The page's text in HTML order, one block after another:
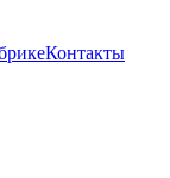
Контакты